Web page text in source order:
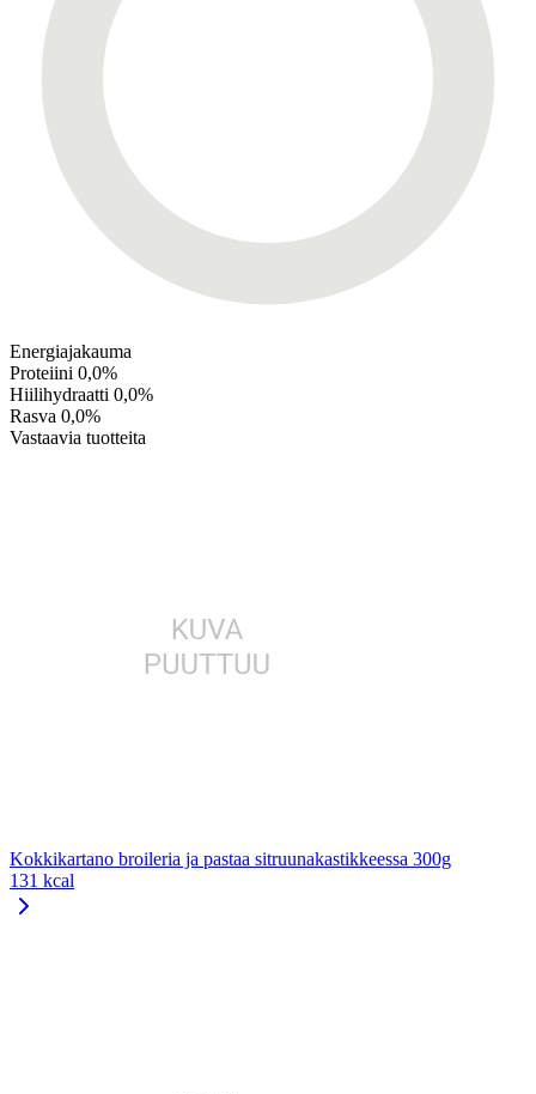
Energiajakauma
Proteiini 0,0%
Hiilihydraatti 0,0%
Rasva 0,0%
Vastaavia tuotteita
Kokkikartano broileria ja pastaa sitruunakastikkeessa 300g
131 kcal